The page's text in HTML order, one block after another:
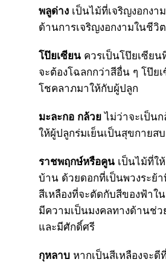
พลูด่าง เป็นไม้ที่เจริญงอกงา
ด้านการเจริญงอกงามในชีวิต
โป๊ยเซียน ควรเป็นโป๊ยเซียน
จะต้องโฉลกกว่าสีอื่น ๆ โป๊ย
โชคลาภมาให้กับผู้ปลูก
มะละกอ กล้วย ไม่ว่าจะเป็น
ให้ผู้ปลูกร่มเย็นเป็นสุขกายส
ราชพฤกษ์หรือคูน เป็นไม้ที่ใ
บ้าน ด้วยดอกที่เป็นพวงระย้
สีเหลืองที่จะตัดกับสีของฟ้าใ
มีความเป็นมงคลทางด้านช่ว
และมีศักดิ์ศรี
กุหลาบ หากเป็นสีเหลืองจะ